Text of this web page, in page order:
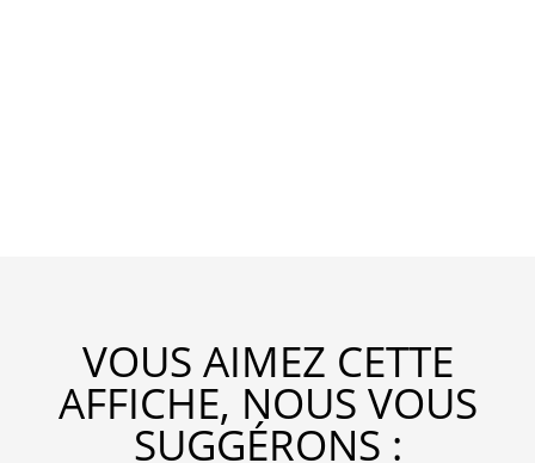
VOUS AIMEZ CETTE
AFFICHE, NOUS VOUS
SUGGÉRONS :